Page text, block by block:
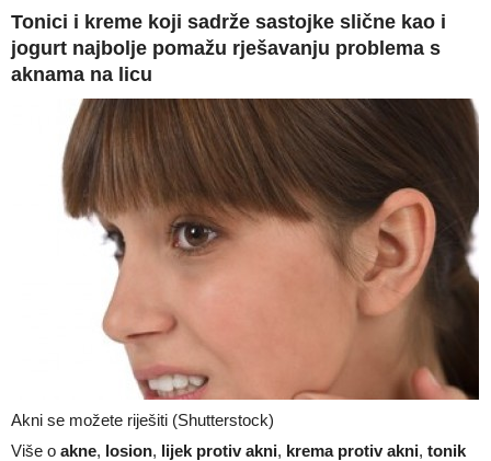
Tonici i kreme koji sadrže sastojke slične kao i
jogurt najbolje pomažu rješavanju problema s
aknama na licu
Akni se možete riješiti (Shutterstock)
Više o akne, losion, lijek protiv akni, krema protiv akni, tonik